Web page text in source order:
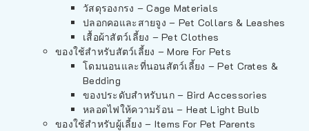
วัสดุรองกรง – Cage Materials
ปลอกคอและสายจูง – Pet Collars & Leashes
เสื้อผ้าสัตว์เลี้ยง – Pet Clothes
ของใช้สำหรับสัตว์เลี้ยง – More For Pets
โดมนอนและที่นอนสัตว์เลี้ยง – Pet Crates &
Bedding
ของประดับสำหรับนก – Bird Accessories
หลอดไฟให้ความร้อน – Heat Light Bulb
ของใช้สำหรับผู้เลี้ยง – Items For Pet Parents